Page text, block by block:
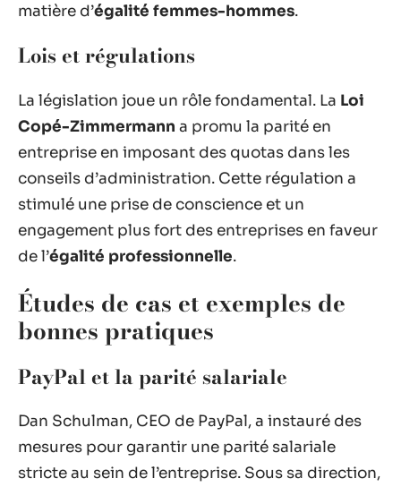
matière d’égalité femmes-hommes.
Lois et régulations
La législation joue un rôle fondamental. La Loi
Copé-Zimmermann a promu la parité en
entreprise en imposant des quotas dans les
conseils d’administration. Cette régulation a
stimulé une prise de conscience et un
engagement plus fort des entreprises en faveur
de l’égalité professionnelle.
Études de cas et exemples de
bonnes pratiques
PayPal et la parité salariale
Dan Schulman, CEO de PayPal, a instauré des
mesures pour garantir une parité salariale
stricte au sein de l’entreprise. Sous sa direction,